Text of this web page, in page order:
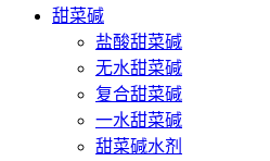
甜菜碱
盐酸甜菜碱
无水甜菜碱
复合甜菜碱
一水甜菜碱
甜菜碱水剂